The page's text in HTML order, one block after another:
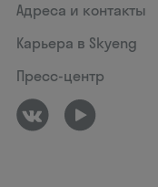
Адреса и контакты
Карьера в Skyeng
Пресс-центр